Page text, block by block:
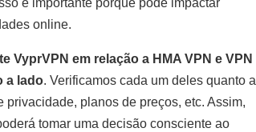
é importante porque pode impactar
online.
VyprVPN em relação a HMA VPN e VPN
a lado. Verificamos cada um deles quanto a
planos de preços, etc. Assim,
tomar uma decisão consciente ao